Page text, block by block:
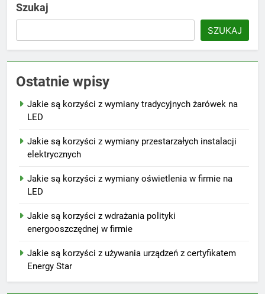
Szukaj
SZUKAJ
Ostatnie wpisy
Jakie są korzyści z wymiany tradycyjnych żarówek na
LED
Jakie są korzyści z wymiany przestarzałych instalacji
elektrycznych
Jakie są korzyści z wymiany oświetlenia w firmie na
LED
Jakie są korzyści z wdrażania polityki
energooszczędnej w firmie
Jakie są korzyści z używania urządzeń z certyfikatem
Energy Star